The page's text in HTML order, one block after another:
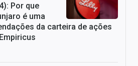
Por que
é uma
da carteira de ações